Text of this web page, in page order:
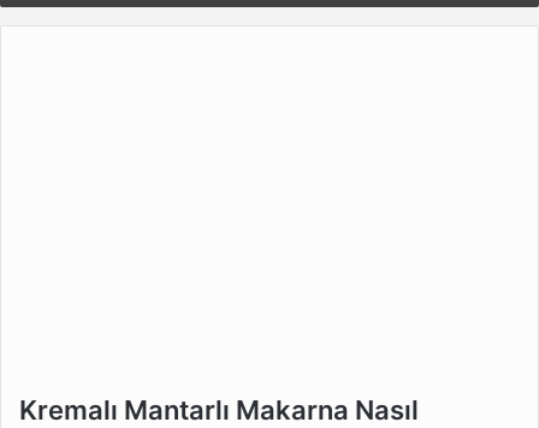
Kremalı Mantarlı Makarna
Kremalı Mantarlı Makarna Nasıl